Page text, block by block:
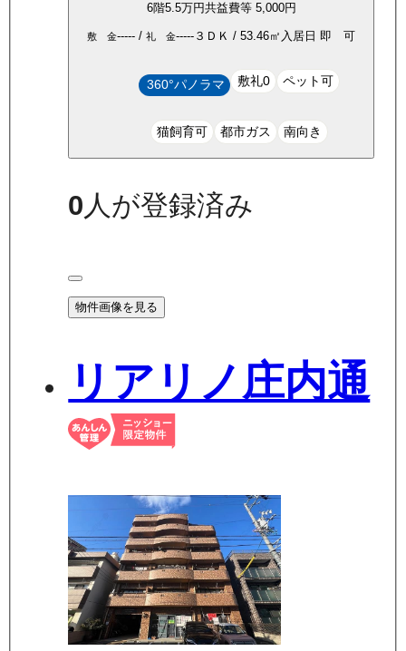
6階5.5万円共益費等 5,000円
敷 金----- / 礼 金----- ３ＤＫ / 53.46㎡ 入居日 即 可
360°パノラマ 敷礼0 ペット可
猫飼育可 都市ガス 南向き
0人が登録済み
物件画像を見る
リアリノ庄内通